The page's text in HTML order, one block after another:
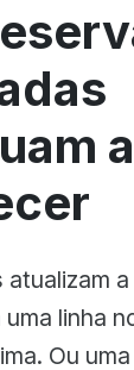
a
atualizam
uma linha
Ou